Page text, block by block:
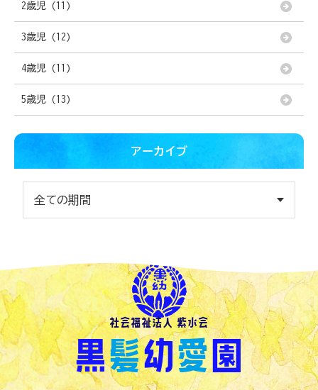
2歳児 (11)
3歳児 (12)
4歳児 (11)
5歳児 (13)
アーカイブ
社会福祉法人 紫水会
黒髪幼愛園